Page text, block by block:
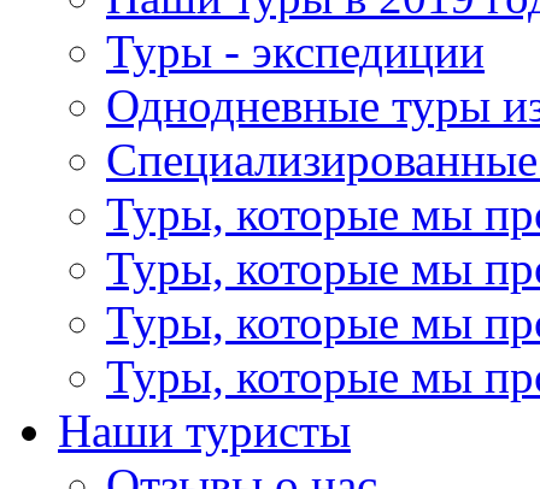
Туры - экспедиции
Однодневные туры
Туры, которые мы
Туры, которые мы
Туры, которые мы
Туры, которые мы
Наши туристы